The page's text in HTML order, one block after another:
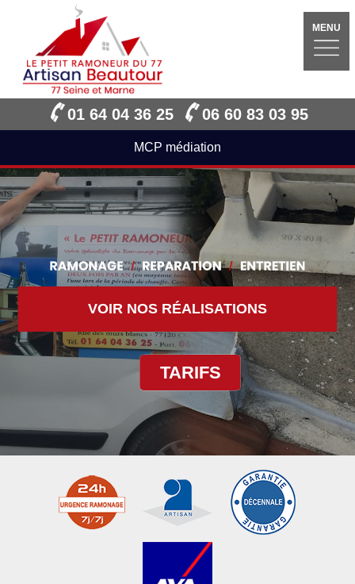
MENU
01 64 04 36 25 06 60 83 03 95
MCP médiation
VOIR NOS RÉALISATIONS
TARIFS